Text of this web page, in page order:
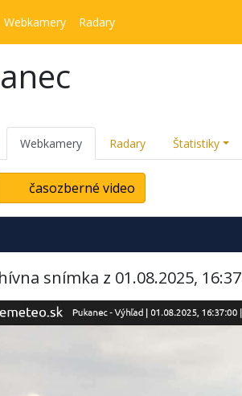
Webkamery Radary
Webkamery Radary Štatistiky
časozberné video
snímka z 01.08.2025, 16:37